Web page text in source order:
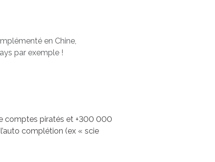
en Chine,
par exemple !
comptes piratés et +300 000
complétion (ex « scie